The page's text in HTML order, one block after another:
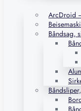
ArcDroid
Båndsag,